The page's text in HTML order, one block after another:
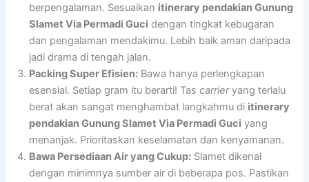
berpengalaman. Sesuaikan itinerary pendakian Gunung
Slamet Via Permadi Guci dengan tingkat kebugaran
dan pengalaman mendakimu. Lebih baik aman daripada
jadi drama di tengah jalan.
Packing Super Efisien: Bawa hanya perlengkapan
esensial. Setiap gram itu berarti! Tascarrieryang terlalu
berat akan sangat menghambat langkahmu di itinerary
pendakian Gunung Slamet Via Permadi Guci yang
menanjak. Prioritaskan keselamatan dan kenyamanan.
Bawa Persediaan Air yang Cukup: Slamet dikenal
dengan minimnya sumber air di beberapa pos. Pastikan